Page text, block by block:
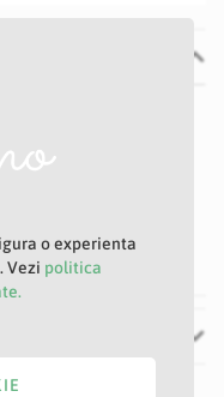
o experienta
Vezi politica